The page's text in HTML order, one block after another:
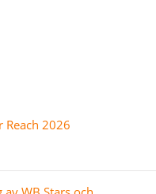
Reach 2026